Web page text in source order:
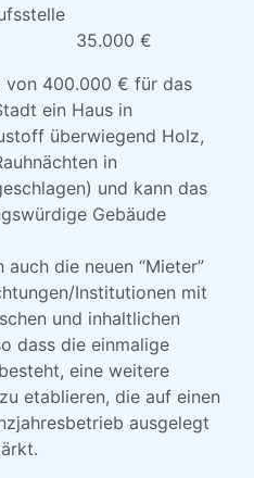
35.000 €
von 400.000 € für das
ein Haus in
überwiegend Holz,
in
und kann das
Gebäude
die neuen “Mieter”
Institutionen mit
und inhaltlichen
dass die einmalige
eine weitere
etablieren, die auf einen
ausgelegt